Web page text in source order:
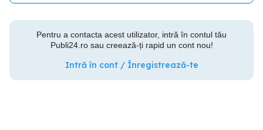
Pentru a contacta acest utilizator, intră în contul tău
Publi24.ro sau creează-ți rapid un cont nou!
Intră în cont / Înregistrează-te